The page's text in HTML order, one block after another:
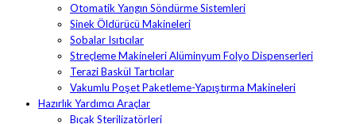
Otomatik Yangın Söndürme Sistemleri
Sinek Öldürücü Makineleri
Sobalar Isıtıcılar
Streçleme Makineleri Alüminyum Folyo Dispenserleri
Terazi Baskül Tartıcılar
Vakumlu Poşet Paketleme-Yapıştırma Makineleri
Hazırlık Yardımcı Araçlar
Bıçak Sterilizatörleri